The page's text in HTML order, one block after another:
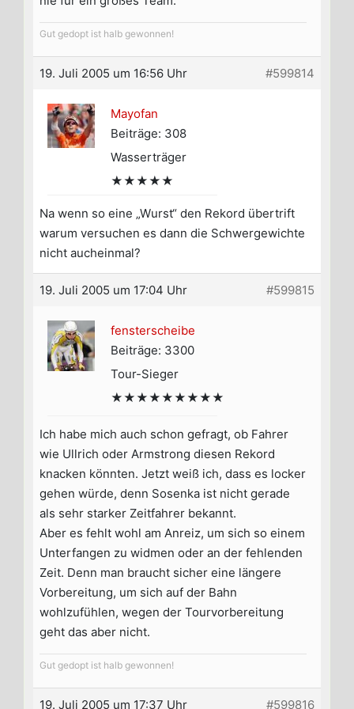
Gut gedopt ist halb gewonnen!
19. Juli 2005 um 16:56 Uhr #599814
Mayofan
Beiträge: 308
Wasserträger
★★★★★
Na wenn so eine „Wurst“ den Rekord übertrift
warum versuchen es dann die Schwergewichte
nicht aucheinmal?
19. Juli 2005 um 17:04 Uhr #599815
fensterscheibe
Beiträge: 3300
Tour-Sieger
★★★★★★★★★
Ich habe mich auch schon gefragt, ob Fahrer
wie Ullrich oder Armstrong diesen Rekord
knacken könnten. Jetzt weiß ich, dass es locker
gehen würde, denn Sosenka ist nicht gerade
als sehr starker Zeitfahrer bekannt.
Aber es fehlt wohl am Anreiz, um sich so einem
Unterfangen zu widmen oder an der fehlenden
Zeit. Denn man braucht sicher eine längere
Vorbereitung, um sich auf der Bahn
wohlzufühlen, wegen der Tourvorbereitung
geht das aber nicht.
Gut gedopt ist halb gewonnen!
19. Juli 2005 um 17:37 Uhr #599816